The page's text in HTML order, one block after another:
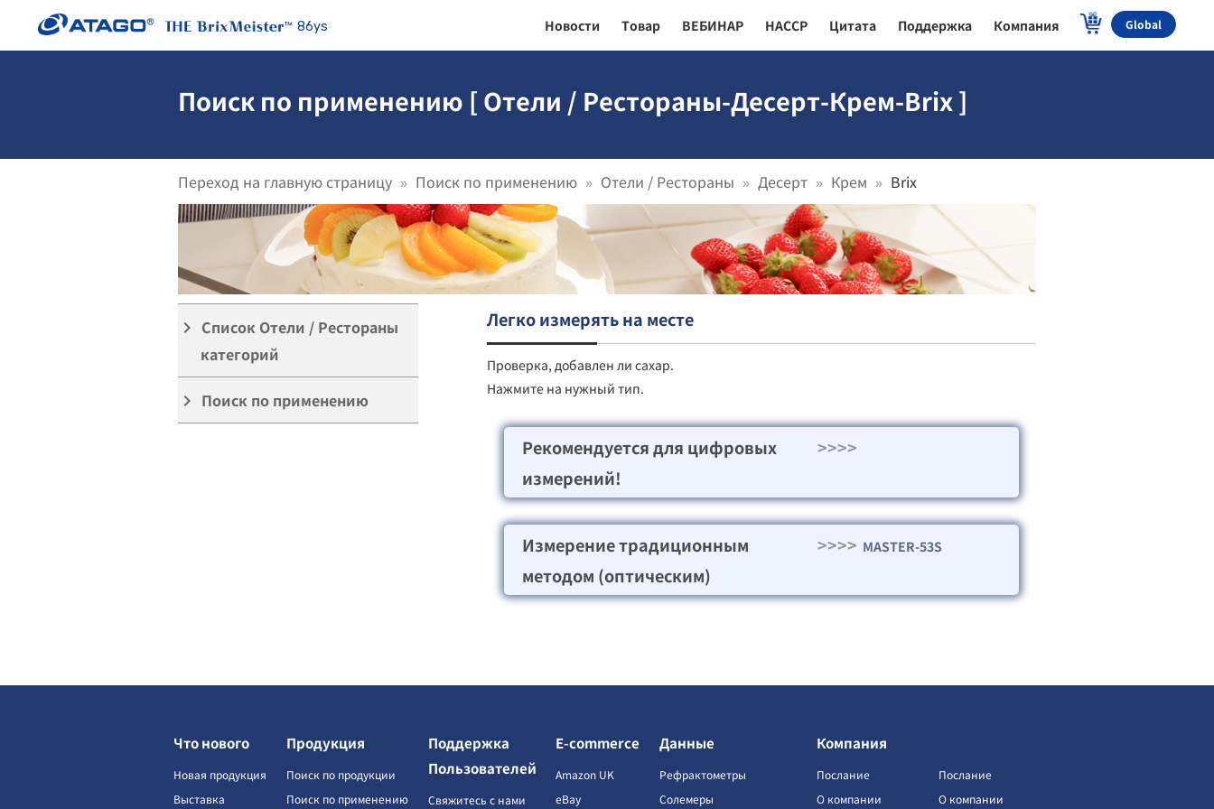
86ys Новости Товар ВЕБИНАР HACCP Цитата Поддержка Компания Global
Поиск по применению [ Отели / Рестораны-Десерт-Крем-Brix ]
Переход на главную страницу Поиск по применению Отели / Рестораны Десерт Крем Brix
keyboard_arrow_right Список Отели / Рестораны
категорий
keyboard_arrow_right Поиск по применению
Легко измерять на месте
Проверка, добавлен ли сахар.
Нажмите на нужный тип.
Рекомендуется для цифровых
измерений!
>>>>
Измерение традиционным
методом (оптическим)
>>>> MASTER-53S
Что нового
Новая продукция
Выставка
Продукция
Поиск по продукции
Поиск по применению
Поддержка
Пользователей
Свяжитесь с нами
E-commerce
Amazon UK
eBay
Данные
Рефрактометры
Солемеры
Компания
Послание
О компании
Послание
О компании